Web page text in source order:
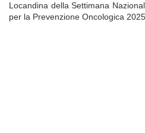
Locandina della Settimana
per la Prevenzione Oncologica